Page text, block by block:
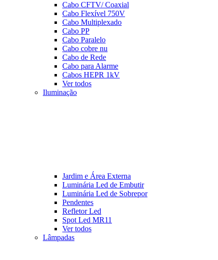
Cabo CFTV/ Coaxial
Cabo Flexível 750V
Cabo Multiplexado
Cabo PP
Cabo Paralelo
Cabo cobre nu
Cabo de Rede
Cabo para Alarme
Cabos HEPR 1kV
Ver todos
Iluminação
Jardim e Área Externa
Luminária Led de Embutir
Luminária Led de Sobrepor
Pendentes
Refletor Led
Spot Led MR11
Ver todos
Lâmpadas